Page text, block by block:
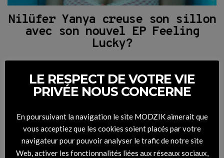
Nilüfer Yanya creuse son sillon
avec son nouvel EP Feeling
Lucky?
VOIR L'ARTICLE
LE RESPECT DE VOTRE VIE
PRIVÉE NOUS CONCERNE
En poursuivant la navigation le site MODZIK aimerait que
vous acceptiez que les cookies soient placés par votre
navigateur pour pouvoir analyser le trafic de notre site
Web, activer les fonctionnalités liées aux réseaux sociaux,